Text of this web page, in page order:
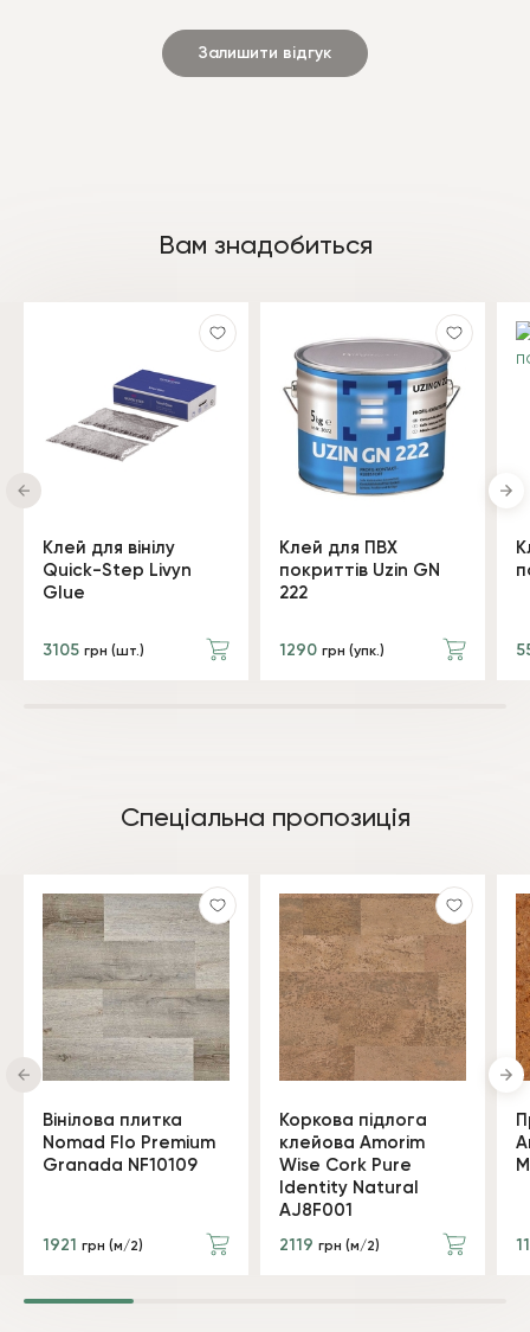
Залишити відгук
Вам знадобиться
Клей для вінілу
Quick-Step Livyn
Glue
3105 грн (шт.)
Клей для ПВХ
покриттів Uzin GN
222
1290 грн (упк.)
Спеціальна пропозиція
Вінілова плитка
Nomad Flo Premium
Granada NF10109
1921 грн (м/2)
Коркова підлога
клейова Amorim
Wise Cork Pure
Identity Natural
AJ8F001
2119 грн (м/2)